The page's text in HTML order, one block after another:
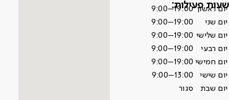
שעות פעילות:
יום ראשון 9:00–19:00
יום שני
9:00–19:00
יום שלישי 9:00–19:00
יום רבעי
9:00–19:00
יום חמישי 9:00–19:00
יום שישי
9:00–13:00
יום שבת
סגור